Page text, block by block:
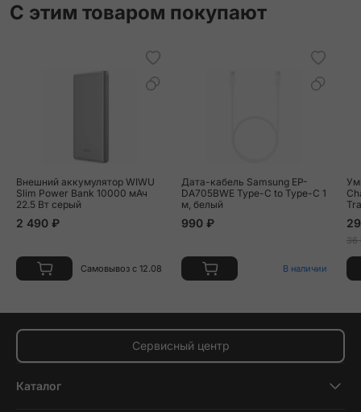
С этим товаром покупают
Внешний аккумулятор WIWU
Slim Power Bank 10000 мАч
22.5 Вт серый
2 490 ₽
Самовывоз с 12.08
Дата-кабель Samsung EP-
DA705BWE Type-C to Type-C 1
м, белый
990 ₽
В наличии
36
Сервисный центр
Каталог